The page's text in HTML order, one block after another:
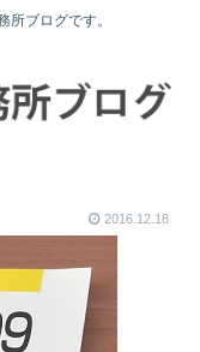
所ブログです。
2016.12.18